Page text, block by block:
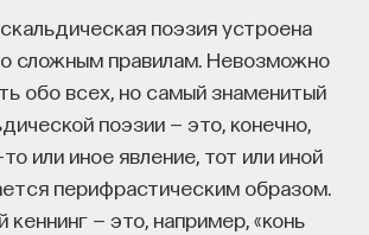
поэзия устроена
сложным правилам. Невозможно
обо всех, но самый знаменитый
поэзии — это, конечно,
то или иное явление, тот или иной
перифрастическим образом.
— это, например, «конь